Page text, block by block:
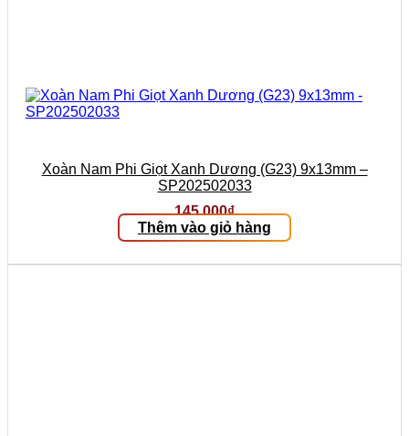
Xoàn Nam Phi Giọt Xanh Dương (G23) 9x13mm –
SP202502033
145.000₫
Thêm vào giỏ hàng